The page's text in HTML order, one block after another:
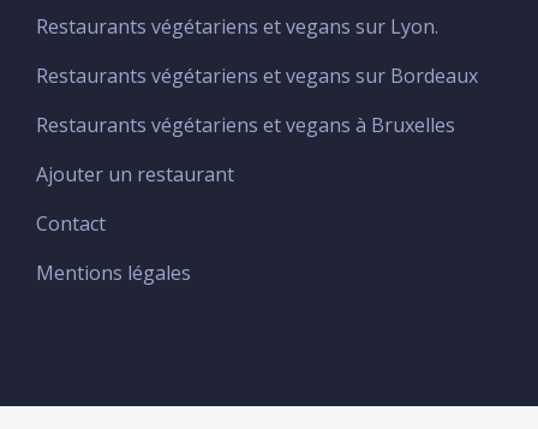
Restaurants végétariens et vegans sur Lyon.
Restaurants végétariens et vegans sur Bordeaux
Restaurants végétariens et vegans à Bruxelles
Menu
footer
Ajouter un restaurant
Contact
Mentions légales